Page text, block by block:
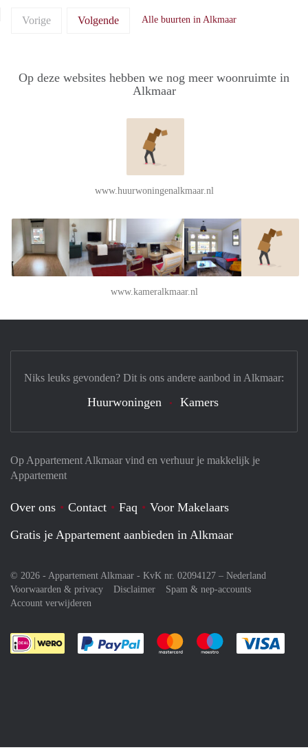
Vorige Volgende Alle buurten in Alkmaar
Op deze websites hebben we nog meer woonruimte in
Alkmaar
www.huurwoningenalkmaar.nl
www.kameralkmaar.nl
Op Appartement Alkmaar vind en verhuur je makkelijk je
Appartement
Over ons Contact Faq
Voor Makelaars
Gratis je Appartement aanbieden in Alkmaar
© 2026 - Appartement Alkmaar - KvK nr. 02094127 – Nederland
Voorwaarden & privacy
Disclaimer
Spam & nep-accounts
Account verwijderen
Je rekent gemakkelijk af met Paypal
Je rekent gemakkelijk af met
Je rekent
Niks leuks gevonden? Dit is ons andere aanbod in Alkmaar:
Huurwoningen Kamers